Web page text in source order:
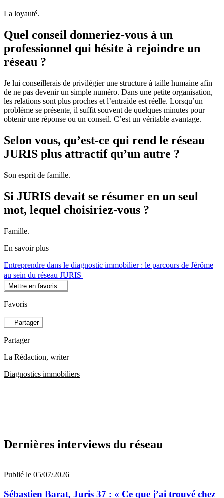
La loyauté.
Quel conseil donneriez-vous à un
professionnel qui hésite à rejoindre un
réseau ?
Je lui conseillerais de privilégier une structure à taille humaine afin
de ne pas devenir un simple numéro. Dans une petite organisation,
les relations sont plus proches et l’entraide est réelle. Lorsqu’un
problème se présente, il suffit souvent de quelques minutes pour
obtenir une réponse ou un conseil. C’est un véritable avantage.
Selon vous, qu’est-ce qui rend le réseau
JURIS plus attractif qu’un autre ?
Son esprit de famille.
Si JURIS devait se résumer en un seul
mot, lequel choisiriez-vous ?
Famille.
En savoir plus
Entreprendre dans le diagnostic immobilier : le parcours de Jérôme
au sein du réseau JURIS
Mettre en favoris
Favoris
Partager
Partager
La Rédaction, writer
Diagnostics immobiliers
Dernières interviews du réseau
Publié le 05/07/2026
Sébastien Barat, Juris 37 : « Ce que j’ai trouvé chez